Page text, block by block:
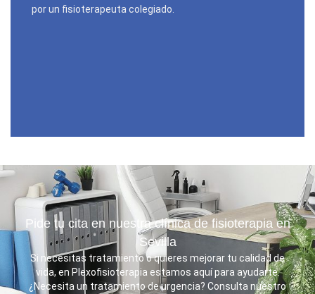
por un fisioterapeuta colegiado.
Pide tu cita en nuestra clínica de fisioterapia en
Sevilla
Si necesitas tratamiento o quieres mejorar tu calidad de
vida, en Plexofisioterapia estamos aquí para ayudarte.
¿Necesita un tratamiento de urgencia? Consulta nuestro